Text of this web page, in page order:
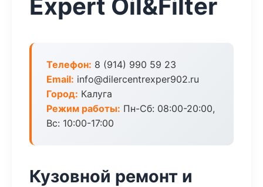
Expert Oil&Filter
Телефон: 8 (914) 990 59 23
Email: info@dilercentrexper902.ru
Город: Калуга
Режим работы: Пн-Сб: 08:00-20:00,
Вс: 10:00-17:00
Кузовной ремонт и